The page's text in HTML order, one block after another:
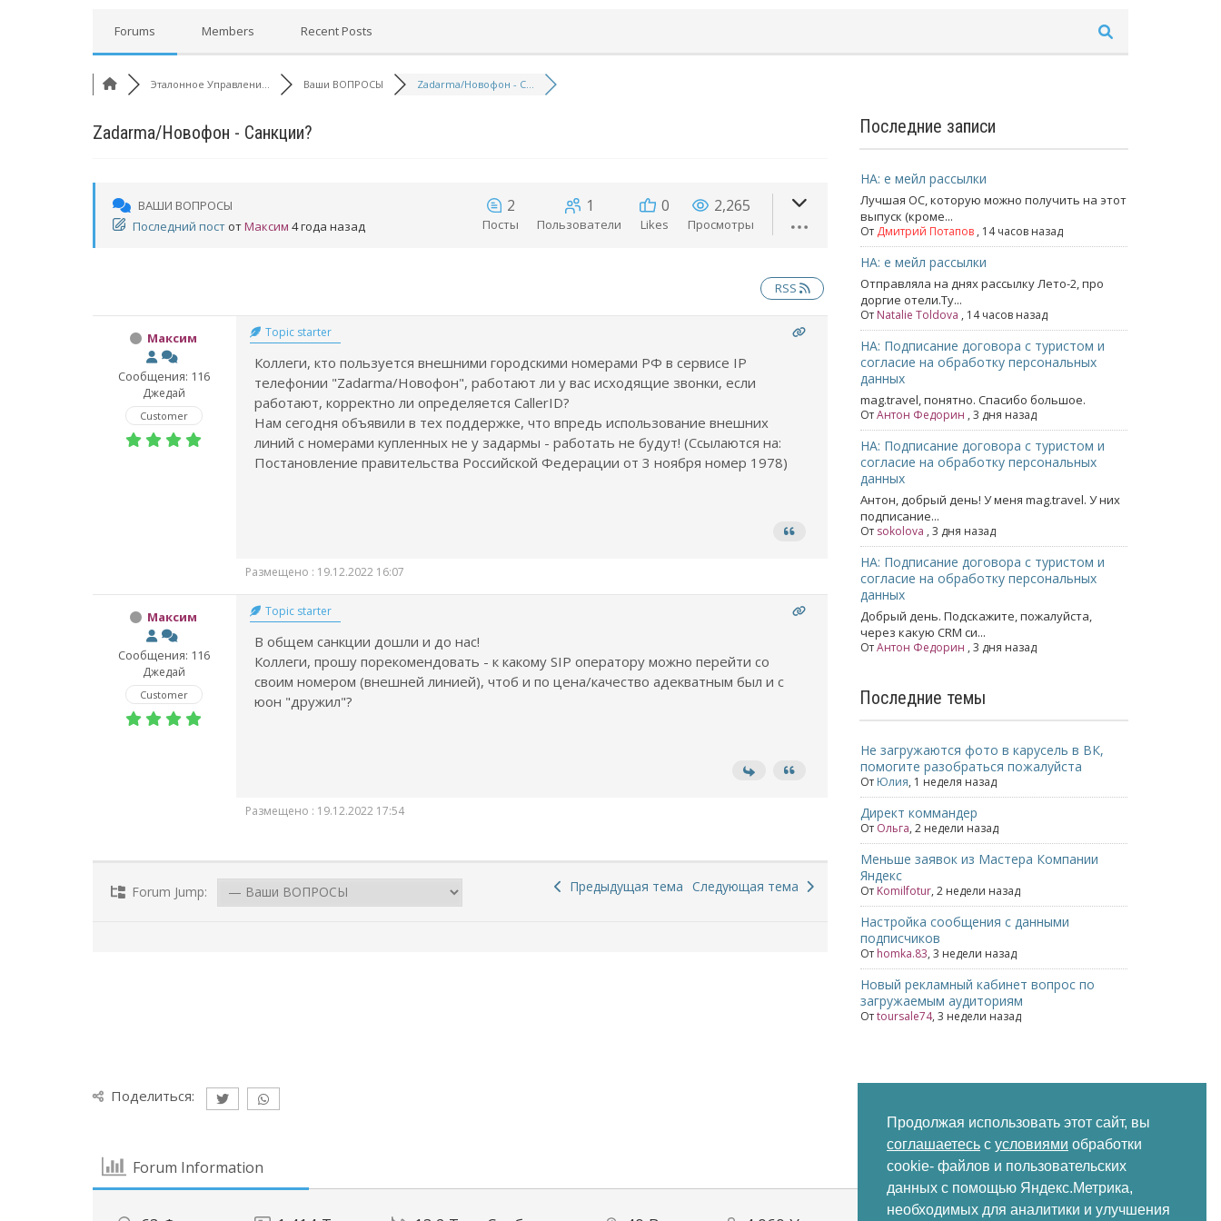
Forums Members Recent Posts
Эталонное Управлени... Ваши ВОПРОСЫ Zadarma/Новофон - С...
Zadarma/Новофон - Санкции?
ВАШИ ВОПРОСЫ
Последний пост отМаксим 4 года назад
2
Посты
1
Пользователи
0
Likes
2,265
Просмотры
RSS
Максим
Сообщения: 116
Джедай
Customer
Topic starter
Коллеги, кто пользуется внешними городскими номерами РФ в сервисе IP
телефонии "Zadarma/Новофон", работают ли у вас исходящие звонки, если
работают, корректно ли определяется CallerID?
Нам сегодня объявили в тех поддержке, что впредь использование внешних
линий с номерами купленных не у задармы - работать не будут! (Ссылаются на:
Постановление правительства Российской Федерации от 3 ноября номер 1978)
Размещено : 19.12.2022 16:07
Максим
Сообщения: 116
Джедай
Customer
Topic starter
В общем санкции дошли и до нас!
Коллеги, прошу порекомендовать - к какому SIP оператору можно перейти со
своим номером (внешней линией), чтоб и по цена/качество адекватным был и с
юон "дружил"?
Размещено : 19.12.2022 17:54
Forum Jump: Предыдущая тема Следующая тема
Последние записи
НА: е мейл рассылки
Лучшая ОС, которую можно получить на этот
выпуск (кроме...
От Дмитрий Потапов, 14 часов назад
НА: е мейл рассылки
Отправляла на днях рассылку Лето-2, про
доргие отели.Ту...
От Natalie Toldova , 14 часов назад
НА: Подписание договора с туристом и
согласие на обработку персональных
данных
mag.travel, понятно. Спасибо большое.
ОтАнтон Федорин , 3 дня назад
НА: Подписание договора с туристом и
согласие на обработку персональных
данных
Антон, добрый день! У меня mag.travel. У них
подписание...
От sokolova , 3 дня назад
НА: Подписание договора с туристом и
согласие на обработку персональных
данных
Добрый день. Подскажите, пожалуйста,
через какую CRM си...
ОтАнтон Федорин , 3 дня назад
Последние темы
Не загружаются фото в карусель в ВК,
помогите разобраться пожалуйста
От Юлия, 1 неделя назад
Директ коммандер
От Ольга, 2 недели назад
Меньше заявок из Мастера Компании
Яндекс
От Komilfotur, 2 недели назад
Настройка сообщения с данными
подписчиков
От homka.83, 3 недели назад
Новый рекламный кабинет вопрос по
загружаемым аудиториям
Отtoursale74, 3 недели назад
Поделиться:
Forum Information Последние Непрочитанные Метки
Продолжая использовать этот сайт, вы
соглашаетесь с условиями обработки
cookie- файлов и пользовательских
данных с помощью Яндекс.Метрика,
необходимых для аналитики и улучшения